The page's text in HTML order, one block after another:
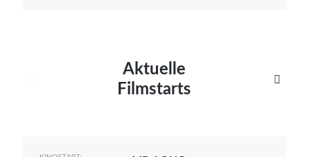
Aktuelle
Filmstarts
